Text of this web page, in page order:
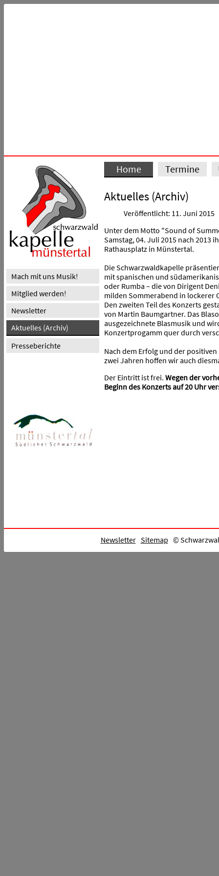
Mach mit uns Musik!
Mitglied werden!
Newsletter
Aktuelles (Archiv)
Presseberichte
Home Termine
Aktuelles (Archiv)
Veröffentlicht: 11. Juni 2015
Unter dem Motto "Sound of
Samstag, 04. Juli 2015 nach 2013
Rathausplatz in Münstertal.
Die Schwarzwaldkapelle
mit spanischen und
oder Rumba – die von Dirigent
milden Sommerabend in lockerer
Den zweiten Teil des Konzerts
von Martin Baumgartner. Das
ausgezeichnete Blasmusik und
Konzertprogamm quer durch
Nach dem Erfolg und der
zwei Jahren hoffen wir auch
Der Eintritt ist frei. Wegender
Beginn des Konzerts auf 20 Uhr
Newsletter Sitemap ©